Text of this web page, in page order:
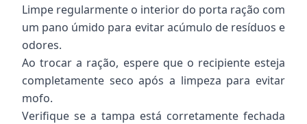
Limpe regularmente o interior do porta ração com
um pano úmido para evitar acúmulo de resíduos e
odores.
Ao trocar a ração, espere que o recipiente esteja
completamente seco após a limpeza para evitar
mofo.
Verifique se a tampa está corretamente fechada